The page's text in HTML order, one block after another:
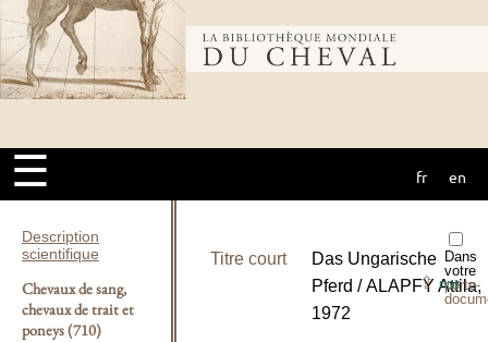
Bibliothèque
mondiale du
cheval
☰ fr en
Description
scientifique
Chevaux de sang,
chevaux de trait et
poneys(710)
Dans
votre
porte-
⇪ PDF
Titre court
Das Ungarische
Pferd / ALAPFY Attila,
1972